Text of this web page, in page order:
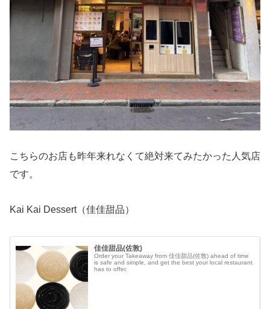
こちらのお店も昨年来れなくて絶対来てみたかった人気店
です。
Kai Kai Dessert（佳佳甜品）
佳佳甜品(佐敦)
Order your Takeaway from 佳佳甜品(佐敦) ahead of time
is safe and simple, and get the best your local restaurant
has to offer.